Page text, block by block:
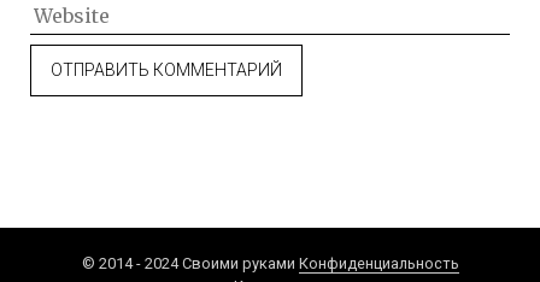
© 2014 - 2024 Своими руками Конфиденциальность